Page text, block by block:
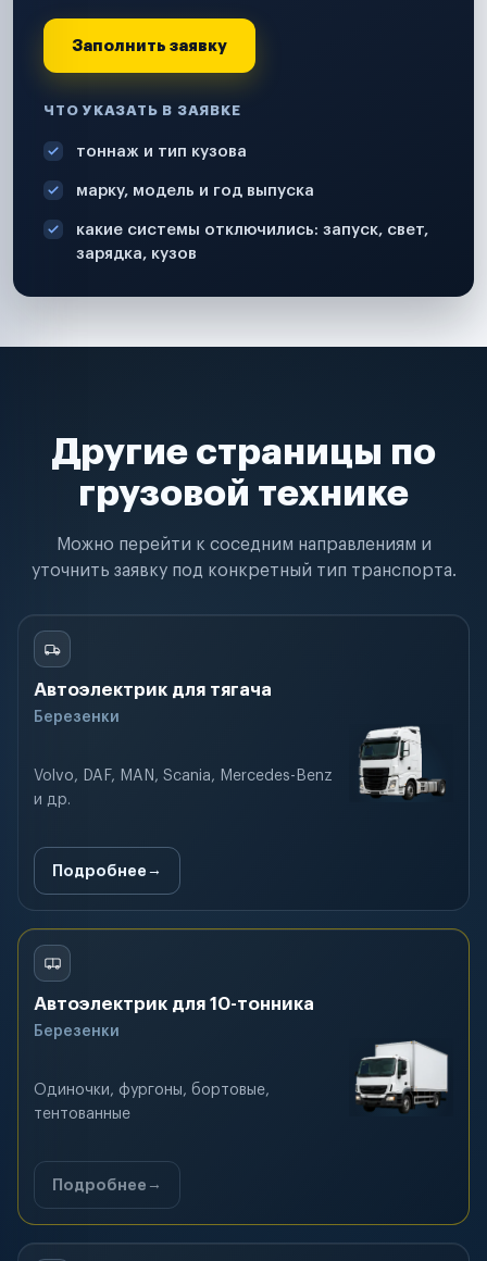
Заполнить заявку
ЧТО УКАЗАТЬ В ЗАЯВКЕ
тоннаж и тип кузова
марку, модель и год выпуска
какие системы отключились: запуск, свет,
зарядка, кузов
Другие страницы по
грузовой технике
Можно перейти к соседним направлениям и
уточнить заявку под конкретный тип транспорта.
Автоэлектрик для тягача
Березенки
Volvo, DAF, MAN, Scania, Mercedes-Benz
и др.
Подробнее
Автоэлектрик для 10-тонника
Березенки
Одиночки, фургоны, бортовые,
тентованные
Подробнее